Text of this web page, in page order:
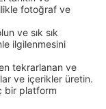
fotoğraf ve
ve sık sık
ilgilenmesini
tekrarlanan ve
ve içerikler üretin.
bir platform